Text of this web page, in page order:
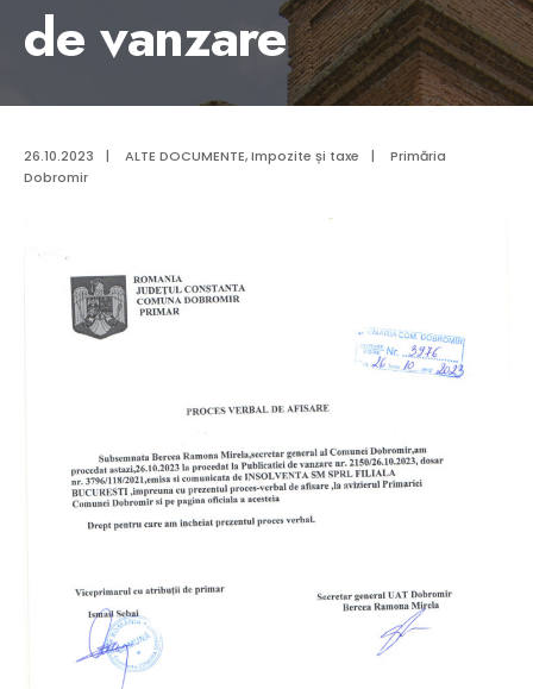
de vanzare
26.10.2023 | ALTE DOCUMENTE,Impozite și taxe |
Primăria
Dobromir